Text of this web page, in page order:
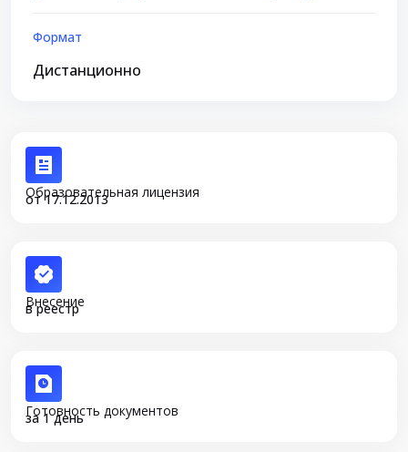
Формат
Дистанционно
Образовательная лицензия
от 17.12.2013
Внесение
в реестр
Готовность документов
за 1 день